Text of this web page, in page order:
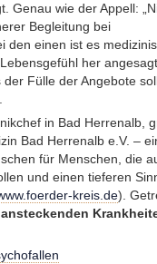
Genau wie der Appell:
Begleitung bei
den einen ist es
her
Fülle der Angebote
in Bad Herrenalb,
Bad Herrenalb e.V. –
für Menschen, die
und einen tieferen
kreis.de).